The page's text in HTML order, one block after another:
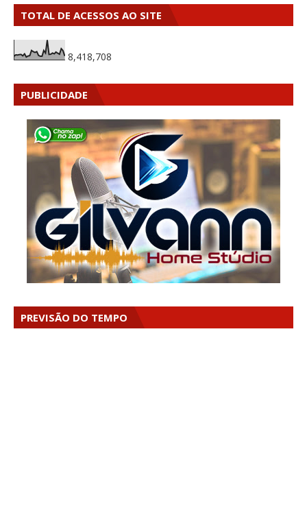
TOTAL DE ACESSOS AO SITE
8,418,708
PUBLICIDADE
PREVISÃO DO TEMPO